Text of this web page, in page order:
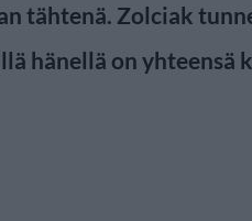
tähtenä. Zolciak
hänellä on yhteensä